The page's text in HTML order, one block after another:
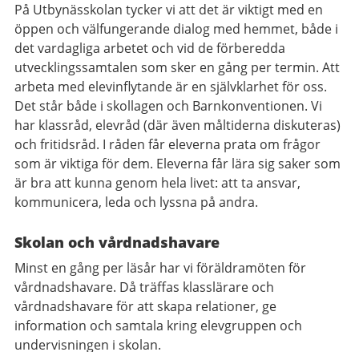
På Utbynässkolan tycker vi att det är viktigt med en
öppen och välfungerande dialog med hemmet, både i
det vardagliga arbetet och vid de förberedda
utvecklingssamtalen som sker en gång per termin. Att
arbeta med elevinflytande är en självklarhet för oss.
Det står både i skollagen och Barnkonventionen. Vi
har klassråd, elevråd (där även måltiderna diskuteras)
och fritidsråd. I råden får eleverna prata om frågor
som är viktiga för dem. Eleverna får lära sig saker som
är bra att kunna genom hela livet: att ta ansvar,
kommunicera, leda och lyssna på andra.
Skolan och vårdnadshavare
Minst en gång per läsår har vi föräldramöten för
vårdnadshavare. Då träffas klasslärare och
vårdnadshavare för att skapa relationer, ge
information och samtala kring elevgruppen och
undervisningen i skolan.